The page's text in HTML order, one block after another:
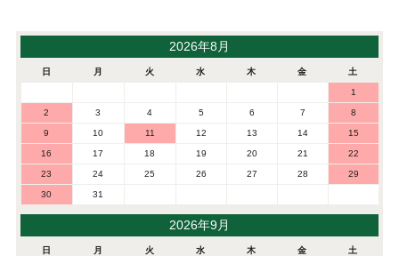
2026年8月
日 月 火 水 木 金 土
1
2 3 4 5 6 7 8
9 10 11 12 13 14 15
16 17 18 19 20 21 22
23 24 25 26 27 28 29
30 31
2026年9月
日 月 火 水 木 金 土